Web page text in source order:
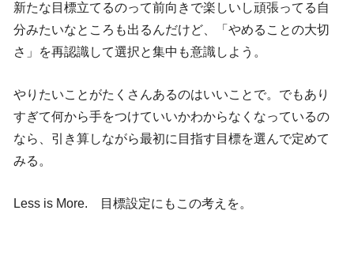
新たな目標立てるのって前向きで楽しいし頑張ってる自
分みたいなところも出るんだけど、「やめることの大切
さ」を再認識して選択と集中も意識しよう。
やりたいことがたくさんあるのはいいことで。でもあり
すぎて何から手をつけていいかわからなくなっているの
なら、引き算しながら最初に目指す目標を選んで定めて
みる。
Less is More. 目標設定にもこの考えを。